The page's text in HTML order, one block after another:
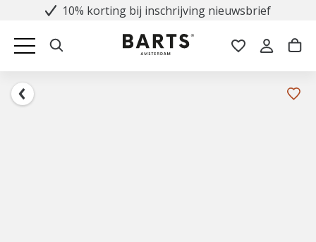
10% korting bij inschrijving nieuwsbrief